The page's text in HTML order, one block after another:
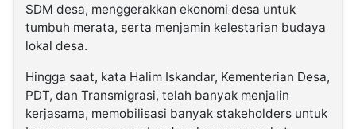
SDM desa, menggerakkan ekonomi desa untuk
tumbuh merata, serta menjamin kelestarian budaya
lokal desa.
Hingga saat, kata Halim Iskandar, Kementerian Desa,
PDT, dan Transmigrasi, telah banyak menjalin
kerjasama, memobilisasi banyak stakeholders untuk